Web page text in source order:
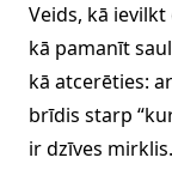
Veids, kā
kā pamanīt
kā atcerēties:
brīdis starp
ir dzīves